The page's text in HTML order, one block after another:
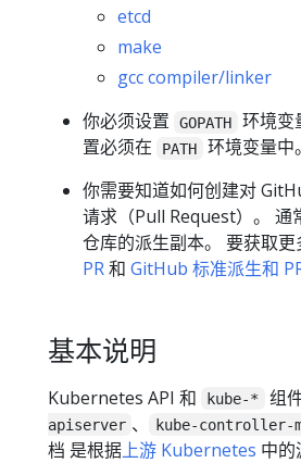
etcd
make
gcc compiler/linker
你必须设置
GOPATH 环境变
置必须在
PATH
环境变量中。
你需要知道如何创建对
请求（Pull Request）。 通
仓库的派生副本。 要获取
PR和 GitHub 标准派生和
基本说明
Kubernetes API 和 kube-* 组
apiserver 、 kube-controller-
档 是根据上游 Kubernetes 中的